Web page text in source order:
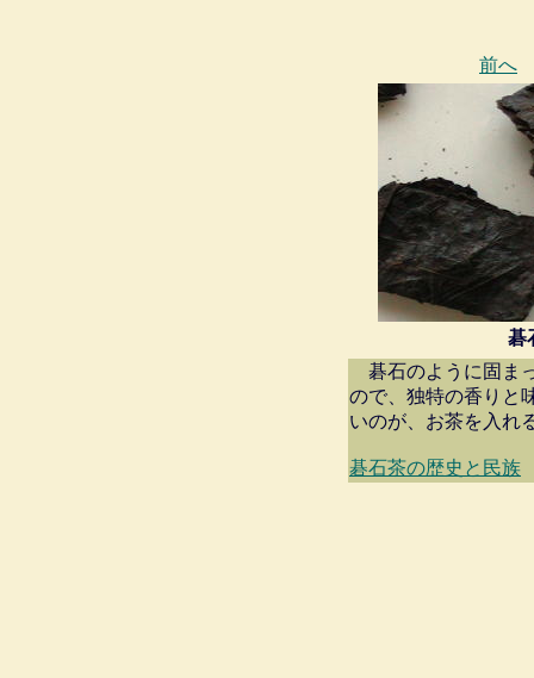
前へ
碁
碁石のように固ま
ので、独特の香りと
いのが、お茶を入れ
碁石茶の歴史と民族